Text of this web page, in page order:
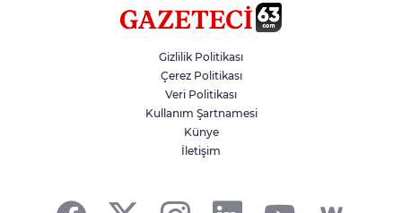
Hikmet Başak’tan Ulaşım Çalışması
Atatürk Bulvarında Asfalt Yenileniyor
Gizlilik Politikası
Çerez Politikası
Veri Politikası
Kullanım Şartnamesi
Künye
İletişim